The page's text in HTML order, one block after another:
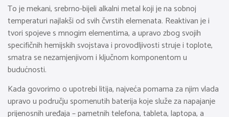
To je mekani, srebrno-bijeli alkalni metal koji je na sobnoj
temperaturi najlakši od svih čvrstih elemenata. Reaktivan je i
tvori spojeve s mnogim elementima, a upravo zbog svojih
specifičnih hemijskih svojstava i provodljivosti struje i toplote,
smatra se nezamjenjivom i ključnom komponentom u
budućnosti.
Kada govorimo o upotrebi litija, najveća pomama za njim vlada
upravo u području spomenutih baterija koje služe za napajanje
prijenosnih uređaja – pametnih telefona, tableta, laptopa, a